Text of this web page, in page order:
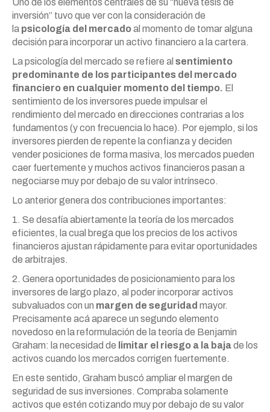
Uno de los elementos centrales de su “nueva tesis de
inversión” tuvo que ver con la consideración de
la psicología del mercadoal momento de tomar alguna
decisión para incorporar un activo financiero a la cartera.
La psicología del mercado se refiere al sentimiento
predominante de los participantes del mercado
financiero en cualquier momento del tiempo. El
sentimiento de los inversores puede impulsar el
rendimiento del mercado en direcciones contrarias a los
fundamentos (y con frecuencia lo hace). Por ejemplo, si los
inversores pierden de repente la confianza y deciden
vender posiciones de forma masiva, los mercados pueden
caer fuertemente y muchos activos financieros pasan a
negociarse muy por debajo de su valor intrínseco.
Lo anterior genera dos contribuciones importantes:
1. Se desafía abiertamente la teoría de los mercados
eficientes, la cual brega que los precios de los activos
financieros ajustan rápidamente para evitar oportunidades
de arbitrajes.
2. Genera oportunidades de posicionamiento para los
inversores de largo plazo, al poder incorporar activos
subvaluados con un margen de seguridad mayor.
Precisamente acá aparece un segundo elemento
novedoso en la reformulación de la teoría de Benjamin
Graham: la necesidad de limitar el riesgo a la bajade los
activos cuando los mercados corrigen fuertemente.
En este sentido, Graham buscó ampliar el margen de
seguridad de sus inversiones. Compraba solamente
activos que estén cotizando muy por debajo de su valor